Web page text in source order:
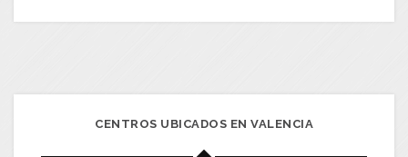
CENTROS UBICADOS EN VALENCIA